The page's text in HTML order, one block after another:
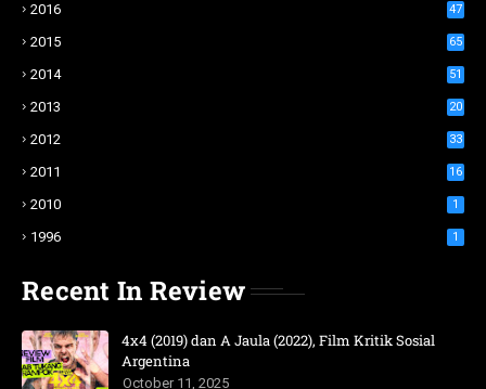
2016 47
2015 65
2014 51
2013 20
2012 33
2011 16
2010 1
1996 1
Recent In Review
4x4 (2019) dan A Jaula (2022), Film Kritik Sosial
Argentina
October 11, 2025